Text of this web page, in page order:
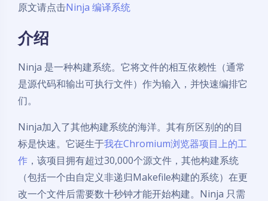
原文请点击Ninja 编译系统
介绍
Ninja 是一种构建系统。它将文件的相互依赖性（通常
是源代码和输出可执行文件）作为输入，并快速编排它
们。
Ninja加入了其他构建系统的海洋。其有所区别的的目
标是快速。它诞生于我在Chromium浏览器项目上的工
作 ，该项目拥有超过30,000个源文件，其他构建系统
（包括一个由自定义非递归Makefile构建的系统）在更
改一个文件后需要数十秒钟才能开始构建。Ninja 只需